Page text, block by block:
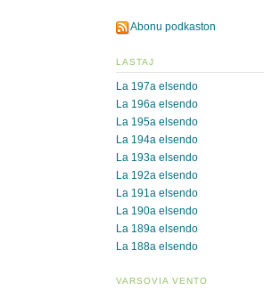
Abonu podkaston
LASTAJ
La 197a elsendo
La 196a elsendo
La 195a elsendo
La 194a elsendo
La 193a elsendo
La 192a elsendo
La 191a elsendo
La 190a elsendo
La 189a elsendo
La 188a elsendo
VARSOVIA VENTO